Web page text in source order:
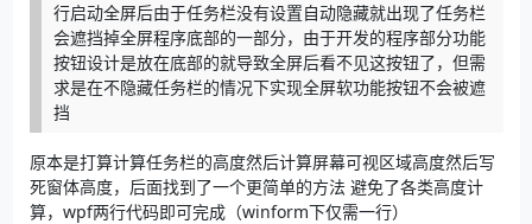
行启动全屏后由于任务栏没有设置自动隐藏就出现了任务栏
会遮挡掉全屏程序底部的一部分，由于开发的程序部分功能
按钮设计是放在底部的就导致全屏后看不见这按钮了，但需
求是在不隐藏任务栏的情况下实现全屏软功能按钮不会被遮
挡
原本是打算计算任务栏的高度然后计算屏幕可视区域高度然后写
死窗体高度，后面找到了一个更简单的方法 避免了各类高度计
算，wpf两行代码即可完成（winform下仅需一行）